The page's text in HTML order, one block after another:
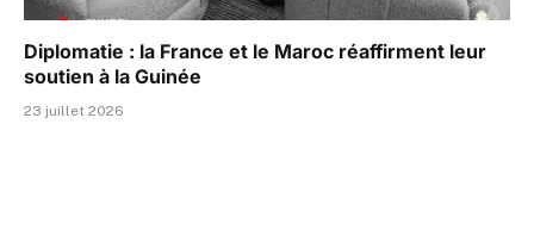
Diplomatie : la France et le Maroc réaffirment leur
soutien à la Guinée
23 juillet 2026